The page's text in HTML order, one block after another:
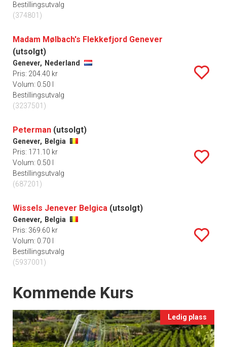
Bestillingsutvalg
(374801)
Madam Mølbach's Flekkefjord Genever
(utsolgt)
Genever, Nederland
Pris: 204.40 kr
Volum: 0.50 l
Bestillingsutvalg
(3237501)
Peterman (utsolgt)
Genever, Belgia
Pris: 171.10 kr
Volum: 0.50 l
Bestillingsutvalg
(687201)
Wissels Jenever Belgica (utsolgt)
Genever, Belgia
Pris: 369.60 kr
Volum: 0.70 l
Bestillingsutvalg
(5937001)
Events
Kommende Kurs
Ledig plass